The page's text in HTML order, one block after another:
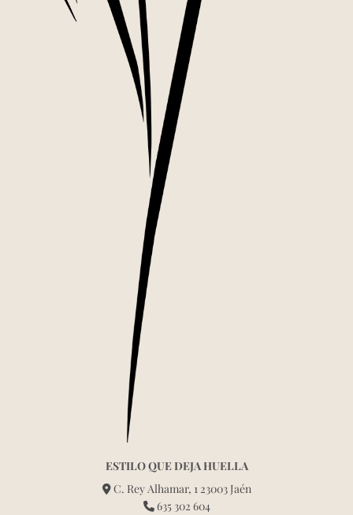
ESTILO QUE DEJA HUELLA
C. Rey Alhamar, 1 23003 Jaén
635 302 604